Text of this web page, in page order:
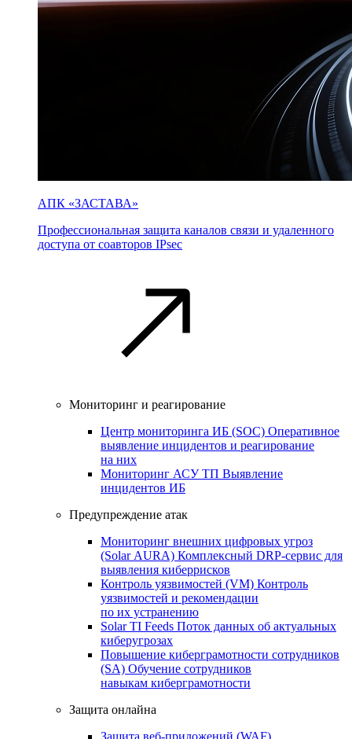
АПК «ЗАСТАВА»
Профессиональная защита каналов связи и удаленного
доступа от соавторов IPsec
Мониторинг и реагирование
Центр мониторинга ИБ (SOC) Оперативное
выявление инцидентов и реагирование
на них
Мониторинг АСУ ТП Выявление
инцидентов ИБ
Предупреждение атак
Мониторинг внешних цифровых угроз
(Solar AURA) Комплексный DRP-сервис для
выявления киберрисков
Контроль уязвимостей (VM) Контроль
уязвимостей и рекомендации
по их устранению
Solar TI Feeds Поток данных об актуальных
киберугрозах
Повышение киберграмотности сотрудников
(SA) Обучение сотрудников
навыкам киберграмотности
Защита онлайна
Защита веб-приложений (WAF)